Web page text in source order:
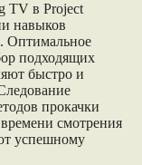
TV в Project
навыков
Оптимальное
подходящих
быстро и
прокачки
смотрения
успешному